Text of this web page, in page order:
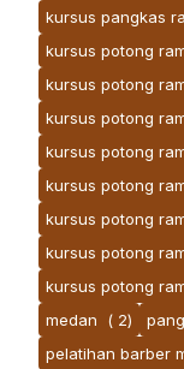
kursus pangkas
kursus potong
kursus potong
kursus potong
kursus potong
kursus potong
kursus potong
kursus potong
kursus potong
medan
( 2)
pelatihan barber